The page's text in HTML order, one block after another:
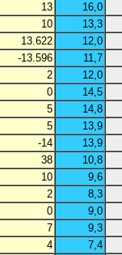
13
16,0
10
13,3
13.622
12,0
-13.596
11,7
2
12,0
0
14,5
5
14,8
5
13,9
-14
13,9
38
10,8
10
9,6
2
8,3
0
9,0
7
9,3
4
7,4